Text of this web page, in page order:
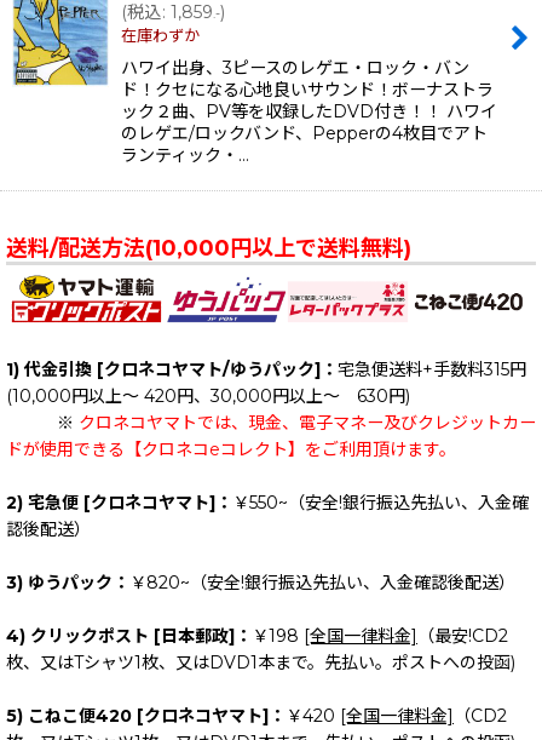
(税込: 1,859.-)
在庫わずか
ハワイ出身、3ピースのレゲエ・ロック・バン
ド！クセになる心地良いサウンド！ボーナストラ
ック２曲、PV等を収録したDVD付き！！ ハワイ
のレゲエ/ロックバンド、Pepperの4枚目でアト
ランティック・…
送料/配送方法(10,000円以上で送料無料)
1) 代金引換 [クロネコヤマト/ゆうパック]： 宅急便送料+手数料315円
(10,000円以上～ 420円、30,000円以上～ 630円)
※ クロネコヤマトでは、現金、電子マネー及びクレジットカー
ドが使用できる【クロネコeコレクト】をご利用頂けます。
2) 宅急便 [クロネコヤマト]： ￥550~（安全!銀行振込先払い、入金確
認後配送）
3) ゆうパック： ￥820~（安全!銀行振込先払い、入金確認後配送）
4) クリックポスト [日本郵政]： ￥198 [全国一律料金]
（最安!CD2
枚、又はTシャツ1枚、又はDVD1本まで。先払い。ポストへの投函)
5) こねこ便420 [クロネコヤマト]： ￥420 [全国一律料金]
（CD2